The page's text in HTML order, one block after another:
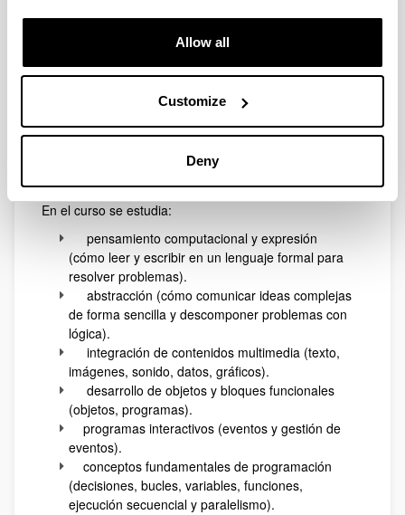
Allow all
Customize
Deny
Este curso es una introducción al Pensamiento
programación de historias, juegos y aplicaciones
interactivas.
En el curso se estudia:
pensamiento computacional y expresión
(cómo leer y escribir en un lenguaje formal para
resolver problemas).
abstracción (cómo comunicar ideas complejas
de forma sencilla y descomponer problemas con
lógica).
integración de contenidos multimedia (texto,
imágenes, sonido, datos, gráficos).
desarrollo de objetos y bloques funcionales
(objetos, programas).
programas interactivos (eventos y gestión de
eventos).
conceptos fundamentales de programación
(decisiones, bucles, variables, funciones,
ejecución secuencial y paralelismo).